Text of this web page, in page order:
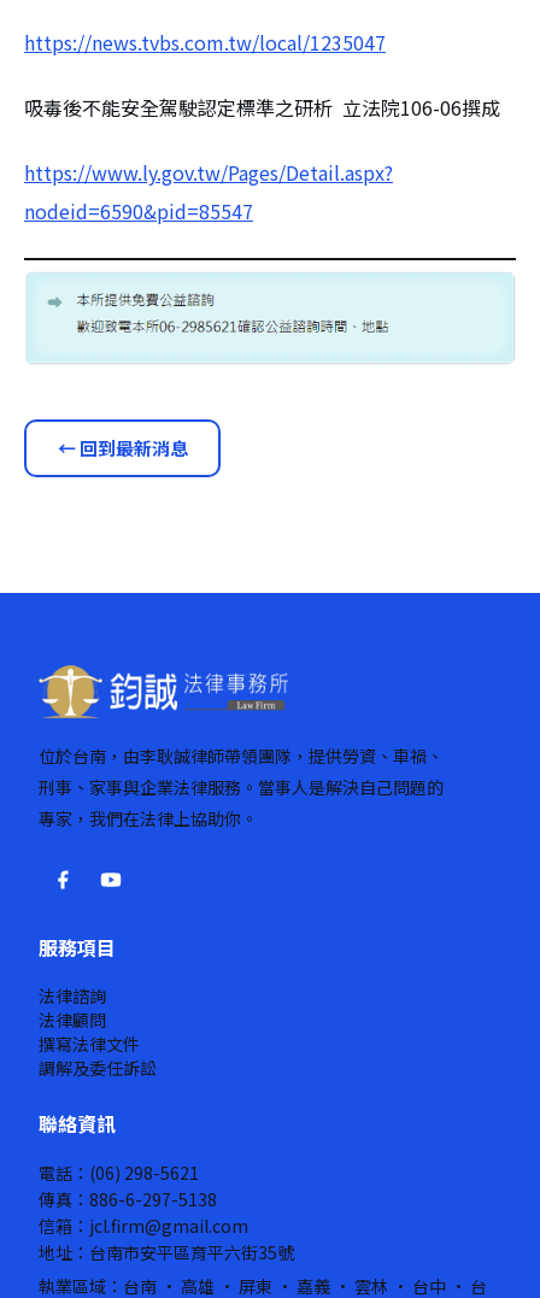
https://news.tvbs.com.tw/local/1235047
吸毒後不能安全駕駛認定標準之研析 立法院106-06撰成
https://www.ly.gov.tw/Pages/Detail.aspx?
nodeid=6590&pid=85547
← 回到最新消息
位於台南，由李耿誠律師帶領團隊，提供勞資、車禍、
刑事、家事與企業法律服務。當事人是解決自己問題的
專家，我們在法律上協助你。
服務項目
法律諮詢
法律顧問
撰寫法律文件
調解及委任訴訟
聯絡資訊
電話：(06) 298-5621
傳真：886-6-297-5138
信箱：jcl.firm@gmail.com
地址：台南市安平區育平六街35號
執業區域：台南 · 高雄 · 屏東 · 嘉義 · 雲林 · 台中 · 台